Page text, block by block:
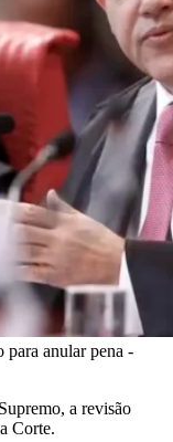
para anular pena -
a revisão
Corte.